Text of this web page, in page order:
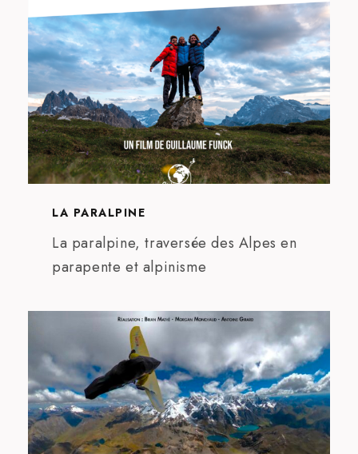
LA PARALPINE
La paralpine, traversée des Alpes en
parapente et alpinisme